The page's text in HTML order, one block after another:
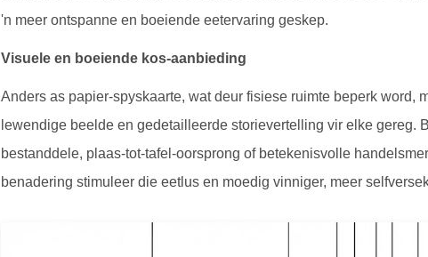
'n meer ontspanne en boeiende eetervaring geskep.
Visuele en boeiende kos-aanbieding
Anders as papier-spyskaarte, wat deur fisiese ruimte beperk word,
lewendige beelde en gedetailleerde storievertelling vir elke gereg.
bestanddele, plaas-tot-tafel-oorsprong of betekenisvolle
benadering stimuleer die eetlus en moedig vinniger, meer